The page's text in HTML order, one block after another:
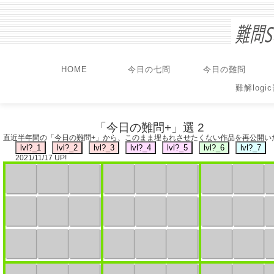
HOME 今日の七問
今日の難問
難解logic
「今日の難問+」選 2
直近半年間の「今日の難問+」から、このまま埋もれさせたくない作品を再公開
2021/11/17 UP!